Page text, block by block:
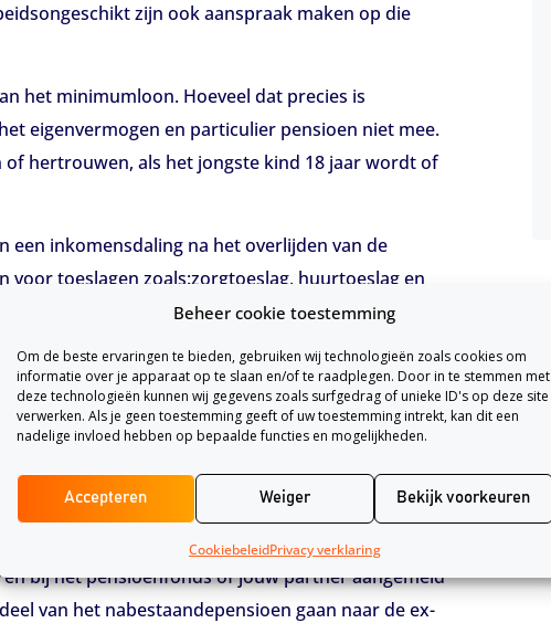
Beheer cookie toestemming
Om de beste ervaringen te bieden, gebruiken wij technologieën zoals cookies om
informatie over je apparaat op te slaan en/of te raadplegen. Door in te stemmen met
deze technologieën kunnen wij gegevens zoals surfgedrag of unieke ID's op deze site
verwerken. Als je geen toestemming geeft of uw toestemming intrekt, kan dit een
nadelige invloed hebben op bepaalde functies en mogelijkheden.
Accepteren Weiger Bekijk voorkeuren
CookiebeleidPrivacy verklaring
zijn ook aanspraak maken op die
het minimumloon. Hoeveel dat precies is
eigenvermogen en particulier pensioen niet mee.
hertrouwen, als het jongste kind 18 jaar wordt of
een inkomensdaling na het overlijden van de
toeslagen zoals:zorgtoeslag, huurtoeslag en
aanmerking komt
nabestaanden een nabestaandenpensioen
het hoe het geregeld is. Als je samenwoont met
bij het pensioenfonds of jouw partner aangemeld
van het nabestaandepensioen gaan naar de ex-